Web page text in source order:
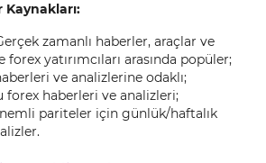
Kaynakları:
zamanlı haberler, araçlar ve
yatırımcıları arasında popüler;
ve analizlerine odaklı;
forex haberleri ve analizleri;
pariteler için günlük/haftalık